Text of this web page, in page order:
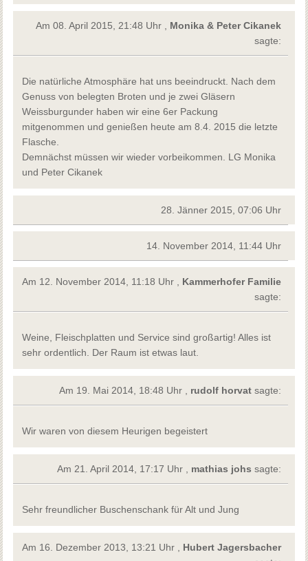
Am 08. April 2015, 21:48 Uhr , Monika & Peter Cikanek
sagte:
Die natürliche Atmosphäre hat uns beeindruckt. Nach dem
Genuss von belegten Broten und je zwei Gläsern
Weissburgunder haben wir eine 6er Packung
mitgenommen und genießen heute am 8.4. 2015 die letzte
Flasche.
Demnächst müssen wir wieder vorbeikommen. LG Monika
und Peter Cikanek
28. Jänner 2015, 07:06 Uhr
14. November 2014, 11:44 Uhr
Am 12. November 2014, 11:18 Uhr , Kammerhofer Familie
sagte:
Weine, Fleischplatten und Service sind großartig! Alles ist
sehr ordentlich. Der Raum ist etwas laut.
Am 19. Mai 2014, 18:48 Uhr , rudolf horvat sagte:
Wir waren von diesem Heurigen begeistert
Am 21. April 2014, 17:17 Uhr , mathias johs sagte:
Sehr freundlicher Buschenschank für Alt und Jung
Am 16. Dezember 2013, 13:21 Uhr , Hubert Jagersbacher